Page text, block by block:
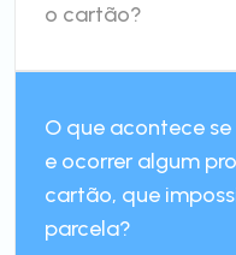
o cartão?
O que acontece
e ocorrer algum
cartão, que
parcela?